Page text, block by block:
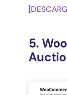
[
5.